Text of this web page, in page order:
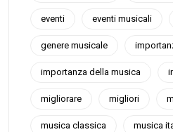
eventi eventi musicali
genere musicale
importanza della musica
migliorare migliori
musica classica musica